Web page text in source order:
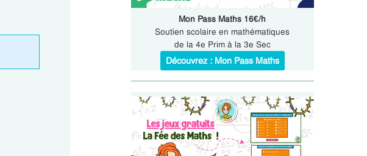
Mon Pass Maths 16€/h
Soutien scolaire en mathématiques
de la 4e Prim à la 3e Sec
Découvrez : Mon Pass Maths